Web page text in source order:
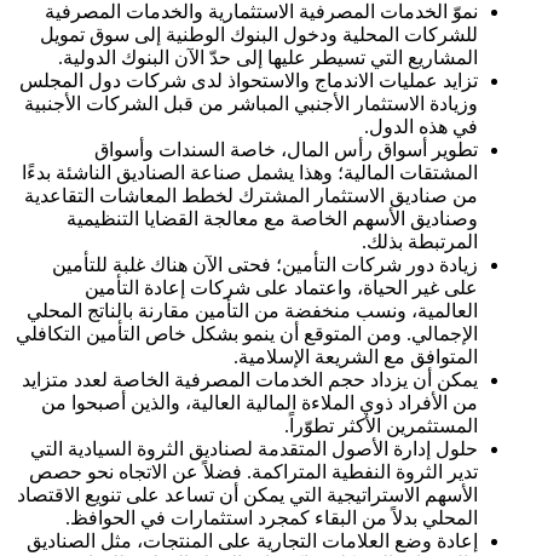
نموّ الخدمات المصرفية الاستثمارية والخدمات المصرفية
للشركات المحلية ودخول البنوك الوطنية إلى سوق تمويل
المشاريع التي تسيطر عليها إلى حدّ الآن البنوك الدولية.
تزايد عمليات الاندماج والاستحواذ لدى شركات دول المجلس
وزيادة الاستثمار الأجنبي المباشر من قبل الشركات الأجنبية
في هذه الدول.
تطوير أسواق رأس المال، خاصة السندات وأسواق
المشتقات المالية؛ وهذا يشمل صناعة الصناديق الناشئة بدءًا
من صناديق الاستثمار المشترك لخطط المعاشات التقاعدية
وصناديق الأسهم الخاصة مع معالجة القضايا التنظيمية
المرتبطة بذلك.
زيادة دور شركات التأمين؛ فحتى الآن هناك غلبة للتأمين
على غير الحياة، واعتماد على شركات إعادة التأمين
العالمية، ونسب منخفضة من التأمين مقارنة بالناتج المحلي
الإجمالي. ومن المتوقع أن ينمو بشكل خاص التأمين التكافلي
المتوافق مع الشريعة الإسلامية.
يمكن أن يزداد حجم الخدمات المصرفية الخاصة لعدد متزايد
من الأفراد ذوي الملاءة المالية العالية، والذين أصبحوا من
المستثمرين الأكثر تطوّراً.
حلول إدارة الأصول المتقدمة لصناديق الثروة السيادية التي
تدير الثروة النفطية المتراكمة. فضلاً عن الاتجاه نحو حصص
الأسهم الاستراتيجية التي يمكن أن تساعد على تنويع الاقتصاد
المحلي بدلاً من البقاء كمجرد استثمارات في الحوافظ.
إعادة وضع العلامات التجارية على المنتجات، مثل الصناديق